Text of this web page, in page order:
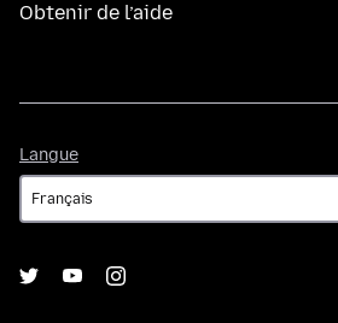
Obtenir de l’aide
Langue